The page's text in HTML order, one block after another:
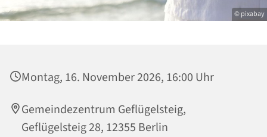
© pixabay
Montag, 16. November 2026, 16:00 Uhr
Gemeindezentrum Geflügelsteig,
Geflügelsteig 28, 12355 Berlin